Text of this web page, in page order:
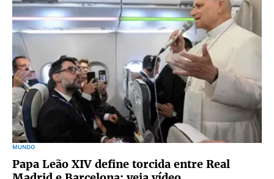
MUNDO
Papa Leão XIV define torcida entre Real